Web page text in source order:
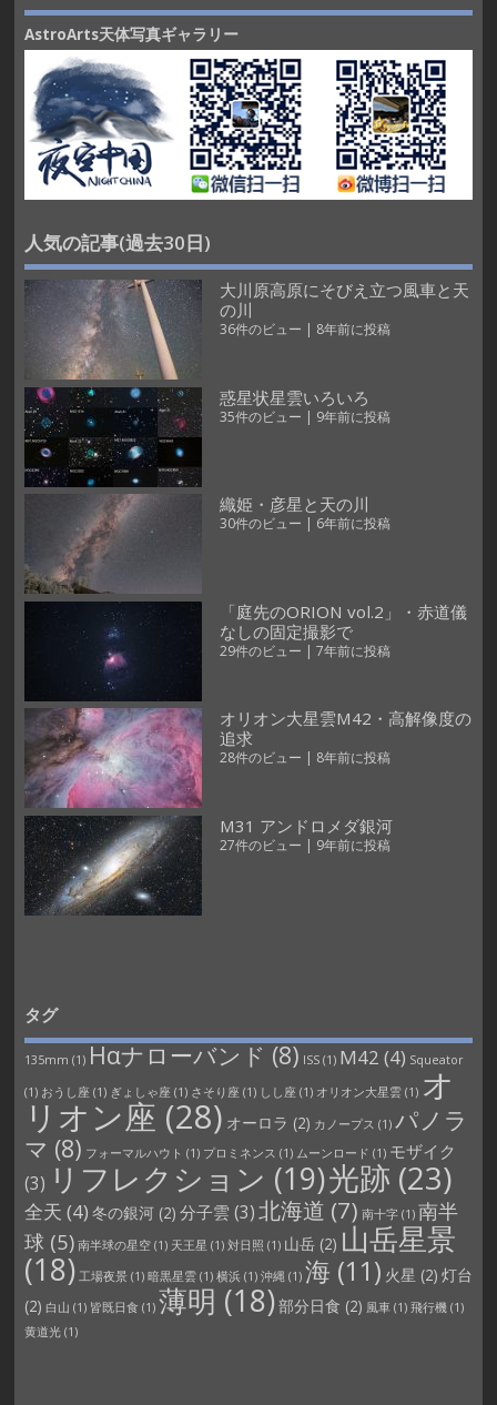
AstroArts天体写真ギャラリー
人気の記事(過去30日)
大川原高原にそびえ立つ風車と天
の川
36件のビュー | 8年前に投稿
惑星状星雲いろいろ
35件のビュー | 9年前に投稿
織姫・彦星と天の川
30件のビュー | 6年前に投稿
「庭先のORION vol.2」・赤道儀
なしの固定撮影で
29件のビュー | 7年前に投稿
オリオン大星雲M42・高解像度の
追求
28件のビュー 8年前に投稿
M31 アンドロメダ銀河
27件のビュー | 9年前に投稿
タグ
135mm (1) Hαナローバンド(8) ISS(1) M42 (4) Squeator
(1) おうし座 (1) ぎょしゃ座 (1) さそり座 (1) しし座 (1) オリオン大星雲(1) オ
リオン座 (28) オーロラ (2) カノープス (1) パノラ
マ (8) フォーマルハウト (1) プロミネンス (1) ムーンロード (1) モザイク
(3) リフレクション (19)光跡 (23)
全天 (4) 冬の銀河(2) 分子雲 (3)北海道 (7) 南十字(1) 南半
球 (5) 南半球の星空(1) 天王星 (1) 対日照 (1) 山岳(2) 山岳星景
(18) 工場夜景(1) 暗黒星雲(1) 横浜(1) 沖縄 (1) 海 (11) 火星 (2) 灯台
(2) 白山 (1) 皆既日食 (1) 薄明 (18)部分日食 (2) 風車(1) 飛行機(1)
黄道光(1)